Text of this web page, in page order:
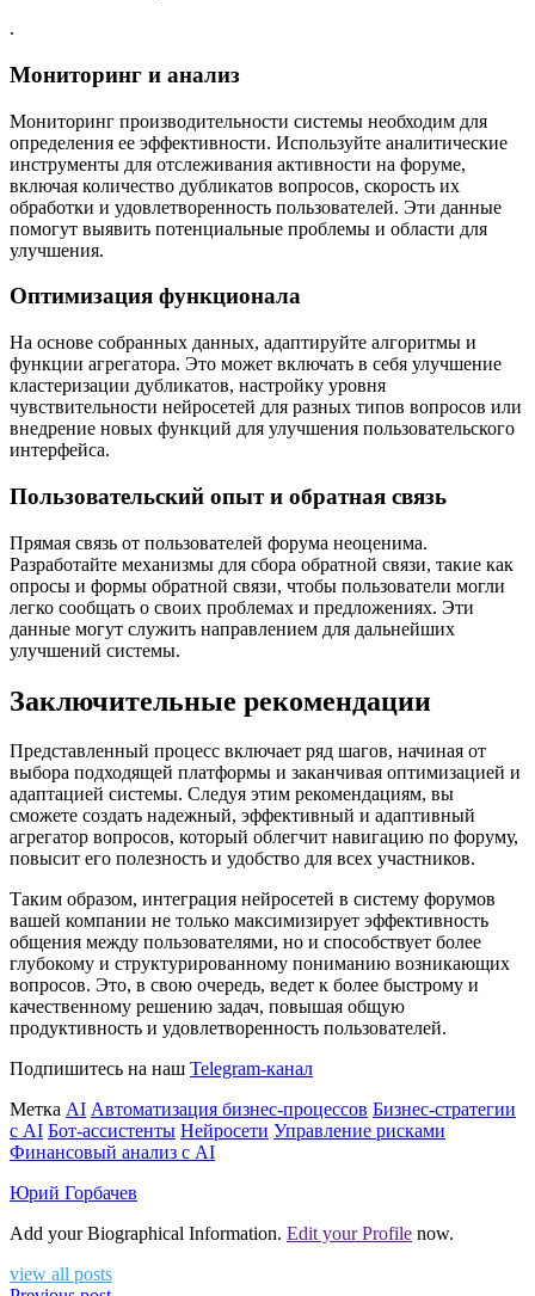
.
Мониторинг и анализ
Мониторинг производительности системы необходим для
определения ее эффективности. Используйте аналитические
инструменты для отслеживания активности на форуме,
включая количество дубликатов вопросов, скорость их
обработки и удовлетворенность пользователей. Эти данные
помогут выявить потенциальные проблемы и области для
улучшения.
Оптимизация функционала
На основе собранных данных, адаптируйте алгоритмы и
функции агрегатора. Это может включать в себя улучшение
кластеризации дубликатов, настройку уровня
чувствительности нейросетей для разных типов вопросов или
внедрение новых функций для улучшения пользовательского
интерфейса.
Пользовательский опыт и обратная связь
Прямая связь от пользователей форума неоценима.
Разработайте механизмы для сбора обратной связи, такие как
опросы и формы обратной связи, чтобы пользователи могли
легко сообщать о своих проблемах и предложениях. Эти
данные могут служить направлением для дальнейших
улучшений системы.
Заключительные рекомендации
Представленный процесс включает ряд шагов, начиная от
выбора подходящей платформы и заканчивая оптимизацией и
адаптацией системы. Следуя этим рекомендациям, вы
сможете создать надежный, эффективный и адаптивный
агрегатор вопросов, который облегчит навигацию по форуму,
повысит его полезность и удобство для всех участников.
Таким образом, интеграция нейросетей в систему форумов
вашей компании не только максимизирует эффективность
общения между пользователями, но и способствует более
глубокому и структурированному пониманию возникающих
вопросов. Это, в свою очередь, ведет к более быстрому и
качественному решению задач, повышая общую
продуктивность и удовлетворенность пользователей.
Подпишитесь на наш Telegram-канал
Метка AI Автоматизация бизнес-процессов Бизнес-стратегии
с AI Бот-ассистенты Нейросети Управление рисками
Финансовый анализ с AI
Юрий Горбачев
Add your Biographical Information. Edit your Profile now.
view all posts